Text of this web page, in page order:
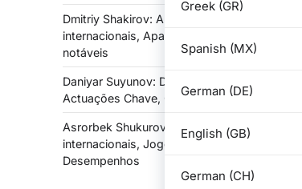
Greek (GR)
Spanish (MX)
German (DE)
English (GB)
German (CH)
Dmitriy Shakirov: Aparições
internacionais, Aparições, Actuações
notáveis
Daniyar Suyunov: Destaques da Carreira,
Actuações Chave, Conquistas
Asrorbek Shukurov: Aparições
internacionais, Jogos-chave,
Desempenhos